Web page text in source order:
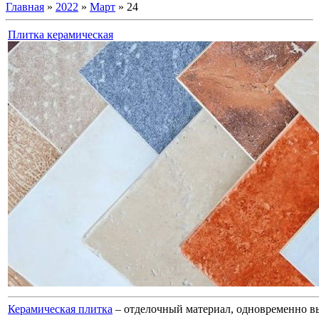
Главная » 2022 » Март » 24
Плитка керамическая
Керамическая плитка – отделочный материал,